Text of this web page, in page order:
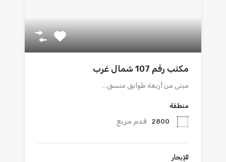
مكتب رقم 107 شمال غرب
مبنى من أربعة طوابق منسق…
منطقة
2800 قدم مربع
للإيجار